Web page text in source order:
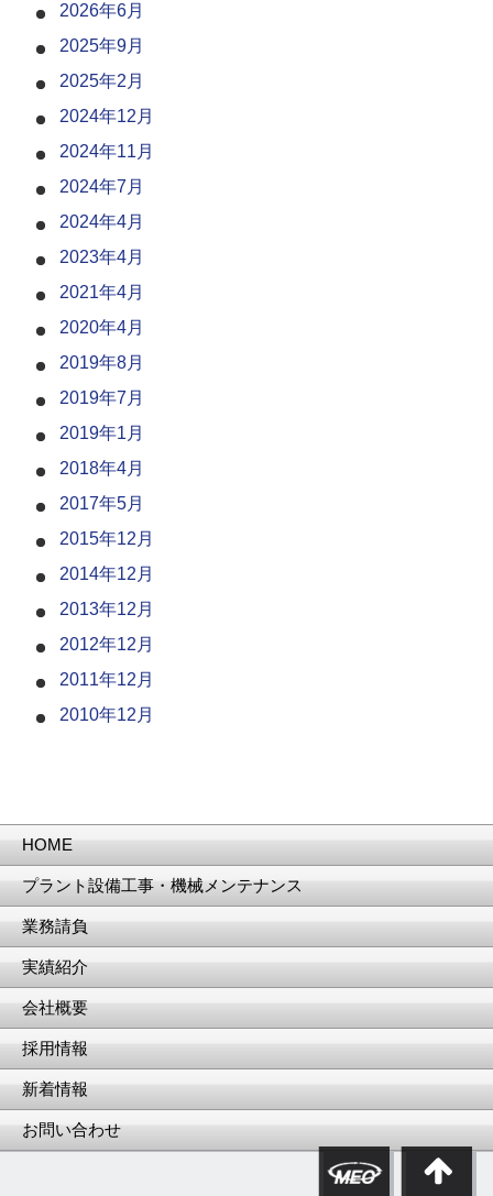
2026年6月
2025年9月
2025年2月
2024年12月
2024年11月
2024年7月
2024年4月
2023年4月
2021年4月
2020年4月
2019年8月
2019年7月
2019年1月
2018年4月
2017年5月
2015年12月
2014年12月
2013年12月
2012年12月
2011年12月
2010年12月
HOME
プラント設備工事・機械メンテナンス
業務請負
実績紹介
会社概要
採用情報
新着情報
お問い合わせ